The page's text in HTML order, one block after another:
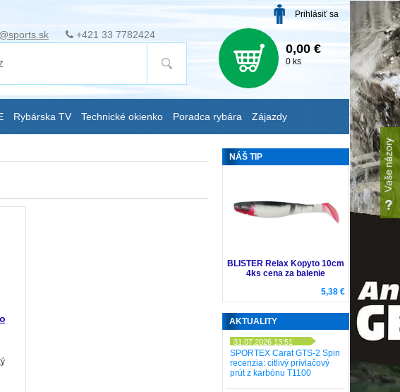
+421 33 7782424
Prihlásiť sa
0,00 €
0 ks
NÁŠ TIP
BLISTER Relax Kopyto 10cm
4ks cena za balenie
5,38 €
AKTUALITY
31.07.2026 13:51
SPORTEX Carat GTS-2 Spin
recenzia: citlivý prívlačový
prút z karbónu T1100
Rybárska TV Technické okienko Poradca rybára Zájazdy